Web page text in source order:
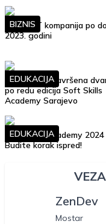
Top 10 IT kompanija po
2023. godini
BIZNIS
Uspješno je završena
po redu edicija Soft Skills
Academy Sarajevo
EDUKACIJA
Soft Skills Academy
Budite korak ispred!
EDUKACIJA
ZenDev
Mostar